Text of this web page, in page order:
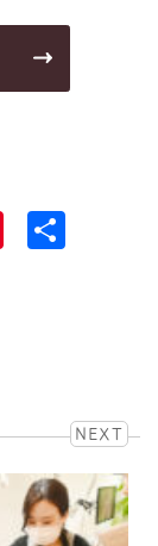
NEXT